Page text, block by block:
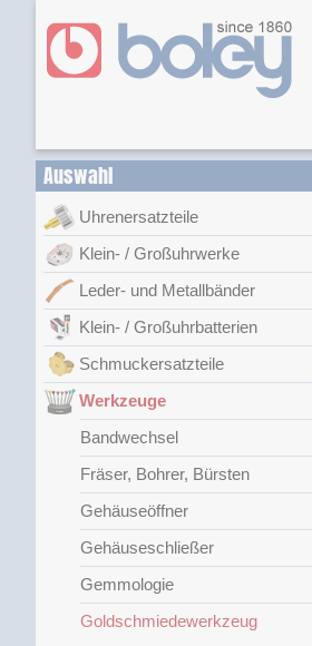
Auswahl
Uhrenersatzteile
Klein- / Großuhrwerke
Leder- und Metallbänder
Klein- / Großuhrbatterien
Schmuckersatzteile
Werkzeuge
Bandwechsel
Fräser, Bohrer, Bürsten
Gehäuseöffner
Gehäuseschließer
Gemmologie
Goldschmiedewerkzeug